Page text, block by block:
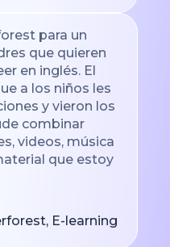
para un
que quieren
en inglés. El
a los niños les
y vieron los
combinar
videos, música
que estoy
E-learning